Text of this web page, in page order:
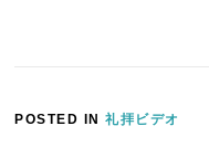
POSTED IN礼拝ビデオ